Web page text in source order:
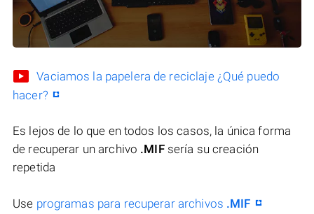
Vaciamos la papelera de reciclaje ¿Qué puedo
hacer?
Es lejos de lo que en todos los casos, la única forma
de recuperar un archivo .MIFsería su creación
repetida
Use programas para recuperar archivos .MIF